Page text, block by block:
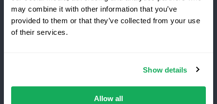
may combine it with other information that you’ve
provided to them or that they’ve collected from your use
of their services.
Show details
Allow all
Numéro de TVA : FR89979868353
Conditions générales Politique de Confidentialité
Mention légale
Vous passez à Quartix ?
suivideflotte, sans